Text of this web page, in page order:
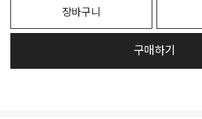
장바구니
구매하기